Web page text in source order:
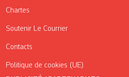
Chartes
Soutenir Le Courrier
Contacts
Politique de cookies (UE)